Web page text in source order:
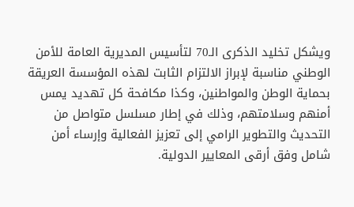
ويشكل تخليد الذكرى الـ70 لتأسيس المديرية العامة للأمن
الوطني مناسبة لإبراز الالتزام الثابت لهذه المؤسسة العريقة
بحماية الوطن والمواطنين، وكذا مكافحة كل تهديد يمس
أمنهم وسلامتهم، وذلك في إطار مسلسل متواصل من
التحديث والتطوير الرامي إلى تعزيز الفعالية وإرساء أمن
شامل وفق أرقى المعايير الدولية.